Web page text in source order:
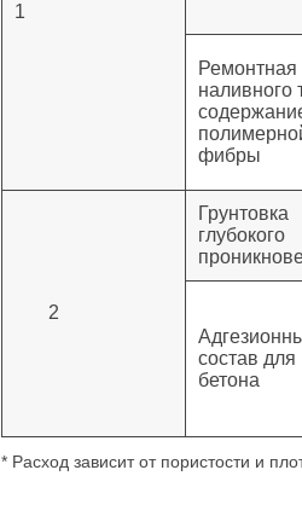
1
Ремонтная
наливного
фибры
2
Грунтовка
глубокого
состав для
бетона
* Расход зависит от пористости и